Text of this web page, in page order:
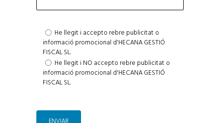
He llegit i accepto rebre publicitat o
informació promocional d'HECANA GESTIÓ
FISCAL SL.
He llegit i NO accepto rebre publicitat o
informació promocional d'HECANA GESTIÓ
FISCAL SL.